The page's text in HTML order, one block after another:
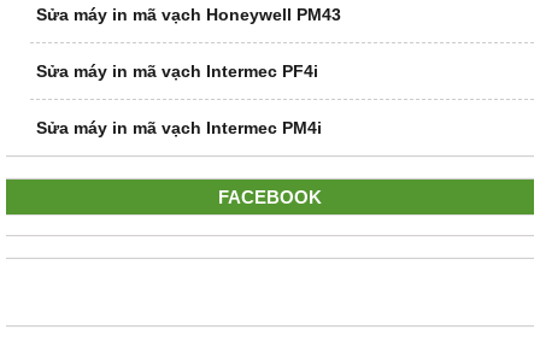
Sửa máy in mã vạch Honeywell PM43
Sửa máy in mã vạch Intermec PF4i
Sửa máy in mã vạch Intermec PM4i
FACEBOOK